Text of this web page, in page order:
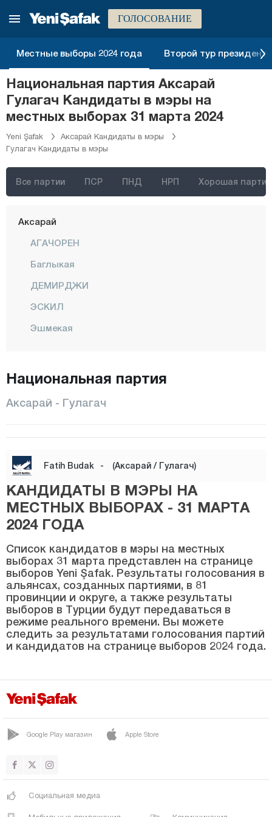
ГОЛОСОВАНИЕ
Местные выборы 2024 года Второй тур
Национальная партия Аксарай
Гулагач Кандидаты в мэры на
местных выборах 31 марта 2024
Yeni Şafak
Аксарай Кандидаты в мэры
Гулагач Кандидаты в мэры
Все партии ПСР ПНД НРП Хорошая партия
Стамбул
Анкара
Измир
Адана
Адыяман
Агры
Аксарай
АГАЧОРЕН
Баглыкая
ДЕМИРДЖИ
ЭСКИЛ
Эшмекая
Гульпынар
Гюзельюрт
Ихлара
Центр
Саглык
Саратлы
САРЫЯХШИ
Селиме
СУЛТАНХАНИ
Ташпынар
Топаккая
Еникент
Йешилтепе
Амасья
Анталия
Ардахан
Артвин
Айдын
Национальная партия
Аксарай - Гулагач
Fatih Budak - (Аксарай / Гулагач)
КАНДИДАТЫ В МЭРЫ НА
МЕСТНЫХ ВЫБОРАХ - 31 МАРТА
2024 ГОДА
Список кандидатов в мэры на местных
выборах 31 марта представлен на странице
выборов Yeni Şafak. Результаты голосования в
альянсах, созданных партиями, в 81
провинции и округе, а также результаты
выборов в Турции будут передаваться в
режиме реального времени. Вы можете
следить за результатами голосования партий
и кандидатов на странице выборов 2024 года.
Google Play магазин Apple Store
Социальная медиа